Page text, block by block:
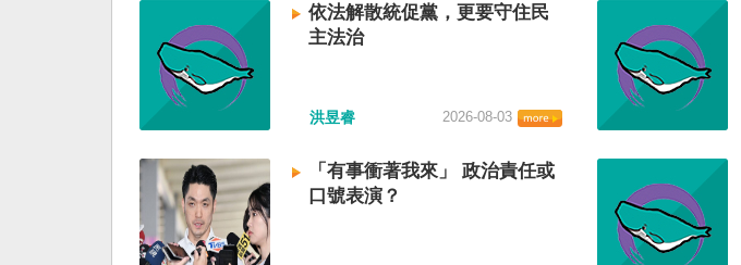
依法解散統促黨，更要守住民
主法治
洪昱睿 2026-08-03
「有事衝著我來」 政治責任或
口號表演？